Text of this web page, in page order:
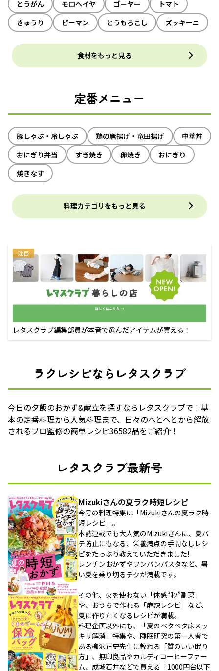
とうがん モロヘイヤ ゴーヤー
トマト
きゅうり
ピーマン とうもろこし ズッキーニ
食材をもっと見る
定番メニュー
豚しゃぶ・冷しゃぶ 鶏の唐揚げ・竜田揚げ
中華丼
おにぎり弁当
すき焼き 卵焼き
おにぎり
焼きなす
料理カテゴリをもっと見る
注目
レタスクラブ編集部員が本音で選んだアイテムが買える！
ラクレシピならレタスクラブ
今日の夕飯のおかず&献立を探すならレタスクラブで！基
本の定番料理から人気料理まで、日々のへとへとから解放
されるプロ監修の簡単レシピ36582品をご紹介！
レタスクラブ最新号
Mizukiさんの夏ラク時短レシピ
今号の料理特集は「Mizukiさんの夏ラク時
短レシピ」。
本誌連載でも大人気のMizukiさんに、夏バ
テ防止にもなる、栄養満点の手間なしレシ
ピをたっぷり教えていただきました!
レンチンおかずやワンパンパスタなど、暑
い夏を乗り切るテクが満載です。
その他、火を使わない「体感“秒”副菜」
や、おうちで作れる「麻辣レシピ」など、
夏に作りたくなるレシピが満載。
料理企画以外にも、「夏のベタベタ床スッ
キリ解消」特集や、睡眠研究の第一人者で
ある柳沢正史先生に教わる「質のいい眠り
方」、無印良品やカルディコーヒーファー
ム、成城石井などで買える「1000円台以下